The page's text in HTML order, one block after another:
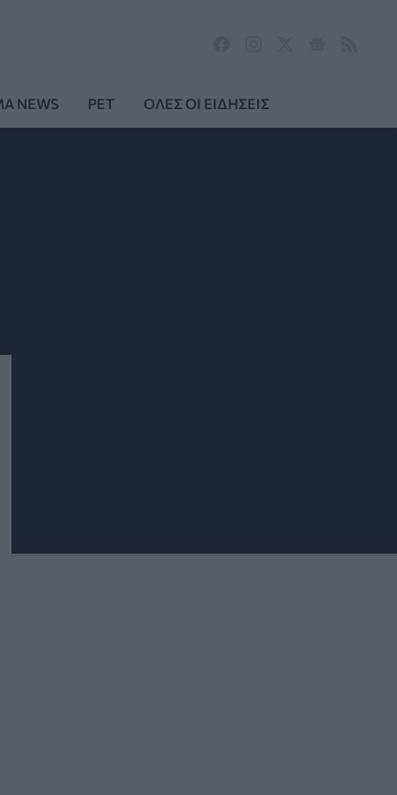
NEWS PET ΟΛΕΣ ΟΙ ΕΙΔΗΣΕΙΣ